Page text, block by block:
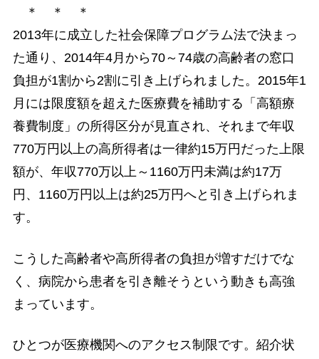
＊ ＊ ＊
2013年に成立した社会保障プログラム法で決まっ
た通り、2014年4月から70～74歳の高齢者の窓口
負担が1割から2割に引き上げられました。2015年1
月には限度額を超えた医療費を補助する「高額療
養費制度」の所得区分が見直され、それまで年収
770万円以上の高所得者は一律約15万円だった上限
額が、年収770万以上～1160万円未満は約17万
円、1160万円以上は約25万円へと引き上げられま
す。
こうした高齢者や高所得者の負担が増すだけでな
く、病院から患者を引き離そうという動きも高強
まっています。
ひとつが医療機関へのアクセス制限です。紹介状